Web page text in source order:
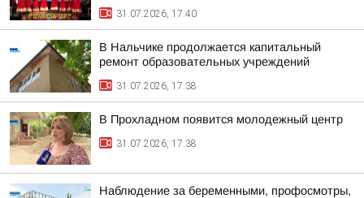
31.07.2026, 17:40
В Нальчике продолжается капитальный
ремонт образовательных учреждений
31.07.2026, 17:38
В Прохладном появится молодежный центр
31.07.2026, 17:38
Наблюдение за беременными, профосмотры,